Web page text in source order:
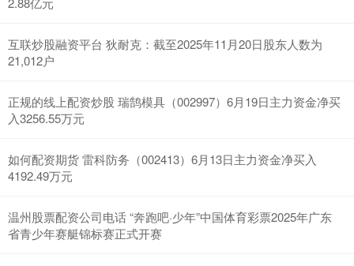
互联炒股融资平台 狄耐克：截至2025年11月20日股东人数为
21,012户
正规的线上配资炒股 瑞鹄模具（002997）6月19日主力资金净买
入3256.55万元
如何配资期货 雷科防务（002413）6月13日主力资金净买入
4192.49万元
温州股票配资公司电话 “奔跑吧·少年”中国体育彩票2025年广东
省青少年赛艇锦标赛正式开赛